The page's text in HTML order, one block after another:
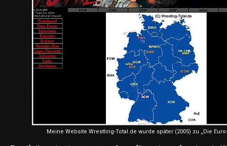
Meine Website Wrestling-Total.de wurde später (2005) zu „Die